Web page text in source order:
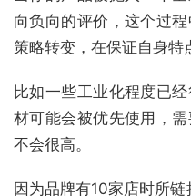
向负向的评价，这个过
策略转变，在保证自身特
比如一些工业化程度已
材可能会被优先使用，
不会很高。
因为品牌有10家店时所